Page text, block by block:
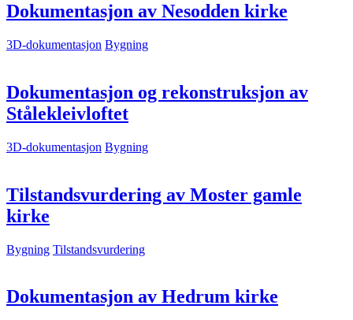
Dokumentasjon av Nesodden kirke
3D-dokumentasjon Bygning
Dokumentasjon og rekonstruksjon av
Stålekleivloftet
3D-dokumentasjon Bygning
Tilstandsvurdering av Moster gamle
kirke
Bygning Tilstandsvurdering
Dokumentasjon av Hedrum kirke